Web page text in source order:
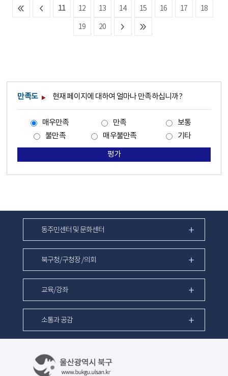
11 12 13 14 15 16 17 18
19 20
만족도 현재 페이지에 대하여 얼마나 만족하십니까?
매우만족 만족
보통
불만족
매우불만족 기타
평가
동주민센터 및 문화센터
북구청/구청장 /의회
교육/강좌
소통과 공감